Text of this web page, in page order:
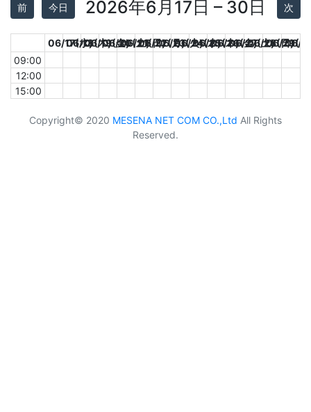
前 今日 2026年6月17日 – 30日 次
06/17(水)
06/18(木)
06/19(金)
06/20(土)
06/21(日)
06/22(月)
06/23(火)
06/24(水)
06/25(木)
06/26(金)
06/27(土)
06/28(日)
06/29(
06/
09:00
12:00
15:00
Copyright© 2020 MESENA NET COM CO.,Ltd All Rights
Reserved.